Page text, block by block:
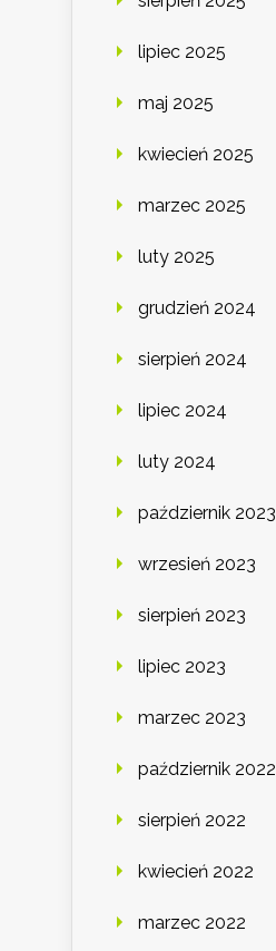
lipiec 2025
maj 2025
kwiecień 2025
marzec 2025
luty 2025
grudzień 2024
sierpień 2024
lipiec 2024
luty 2024
październik 2023
wrzesień 2023
sierpień 2023
lipiec 2023
marzec 2023
październik 2022
sierpień 2022
kwiecień 2022
marzec 2022